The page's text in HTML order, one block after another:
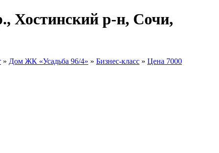
Хостинский р-н, Сочи,
» Дом ЖК «Усадьба 96/4» » Бизнес-класс » Цена 7000